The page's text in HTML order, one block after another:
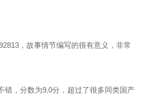
，故事情节编写的很有意义，非常
错，分数为9.0分，超过了很多同类国产